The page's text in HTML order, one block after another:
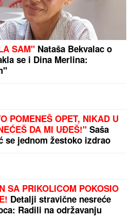
NADA TOPČAGIĆ
DESET
NAJPOPULARNIJIH
ŽENSKIH IMENAkoja
Evropljani daju